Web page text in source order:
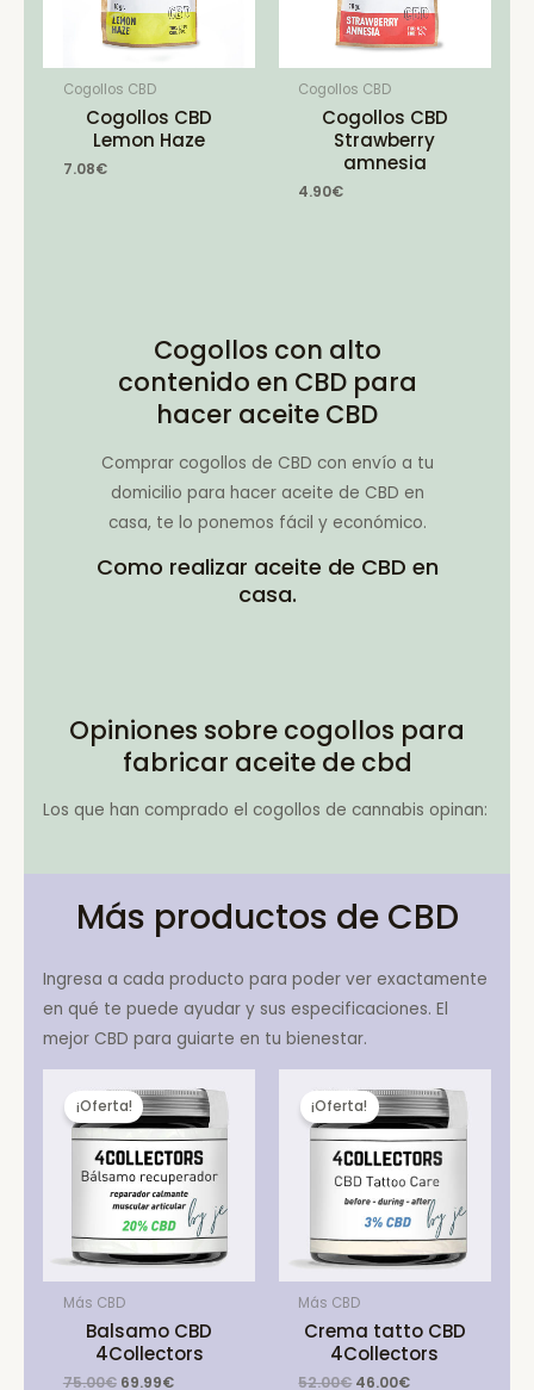
Cogollos CBD
Cogollos CBD
Lemon Haze
7.08€
Cogollos CBD
Cogollos CBD
Strawberry
amnesia
4.90€
Cogollos con alto
contenido en CBD para
hacer aceite CBD
Comprar cogollos de CBD con envío a tu
domicilio para hacer aceite de CBD en
casa, te lo ponemos fácil y económico.
Como realizar aceite de CBD en
casa.
Opiniones sobre cogollos para
fabricar aceite de cbd
Los que han comprado el cogollos de cannabis opinan:
Más productos de CBD
Ingresa a cada producto para poder ver exactamente
en qué te puede ayudar y sus especificaciones. El
mejor CBD para guiarte en tu bienestar.
¡Oferta!
Más CBD
Balsamo CBD
4Collectors
75.00€ Original
69.99€Current
¡Oferta!
Más CBD
Crema tatto CBD
4Collectors
52.00€ Original
46.00€Current